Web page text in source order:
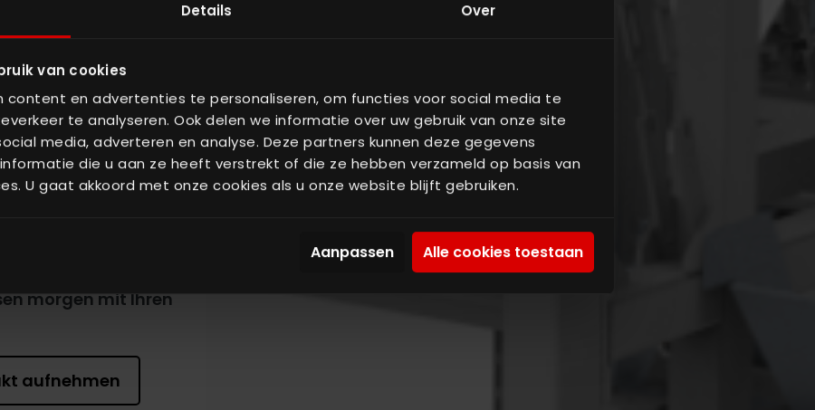
Details Over
van cookies
content en advertenties te personaliseren, om functies voor social media te
te analyseren. Ook delen we informatie over uw gebruik van onze site
media, adverteren en analyse. Deze partners kunnen deze gegevens
die u aan ze heeft verstrekt of die ze hebben verzameld op basis van
U gaat akkoord met onze cookies als u onze website blijft gebruiken.
Aanpassen Alle cookies toestaan
hinter
von
sind auf maximale
Präzision,
unterstützen
morgen mit Ihren
aufnehmen